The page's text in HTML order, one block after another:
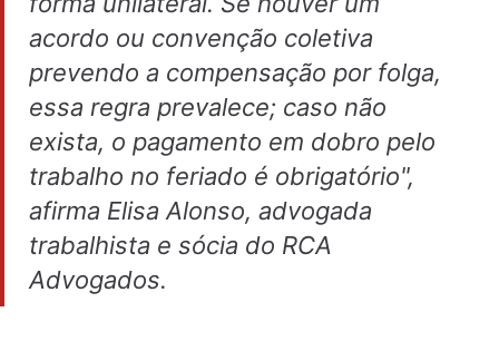
acordo ou convenção coletiva
prevendo a compensação por folga,
essa regra prevalece; caso não
exista, o pagamento em dobro pelo
trabalho no feriado é obrigatório",
afirma Elisa Alonso, advogada
trabalhista e sócia do RCA
Advogados.